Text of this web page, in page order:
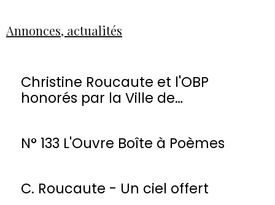
Annonces, actualités
Christine Roucaute et l'OBP
honorés par la Ville de
N° 133 L'Ouvre Boîte à Poèmes
C. Roucaute - Un ciel offert